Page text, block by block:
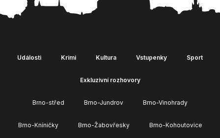
Události Krimi Kultura Vstupenky Sport
Exkluzivní rozhovory
Brno-střed Brno-Jundrov Brno-Vinohrady
Brno-Kníničky Brno-Žabovřesky Brno-Kohoutovice